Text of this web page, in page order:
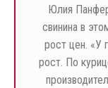
Юлия
свинина в
рост цен. «У
рост. По